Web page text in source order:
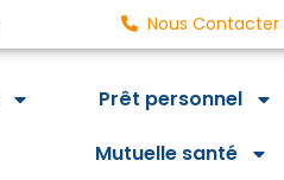
Nous Contacter
Prêt personnel
Mutuelle santé